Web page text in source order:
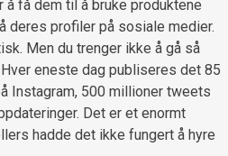
få dem til å bruke produktene
deres profiler på sosiale medier.
Men du trenger ikke å gå så
eneste dag publiseres det 85
Instagram, 500 millioner tweets
Det er et enormt
hadde det ikke fungert å hyre